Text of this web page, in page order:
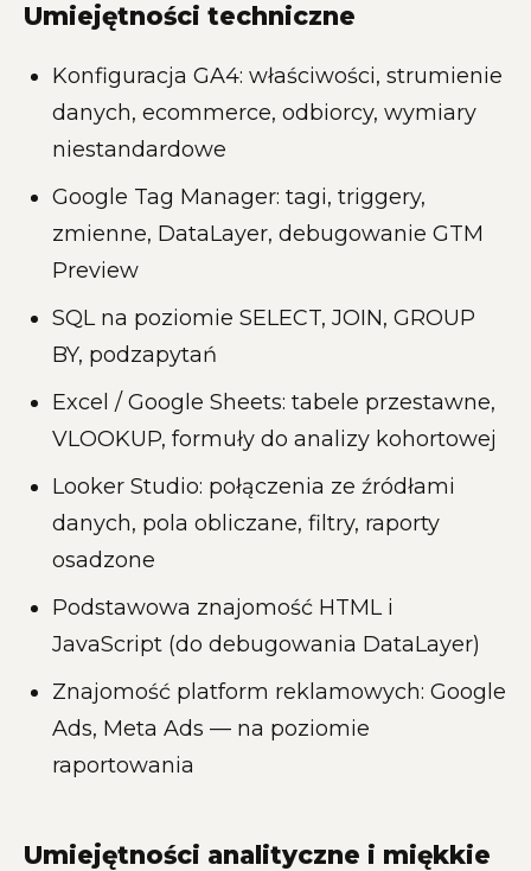
Umiejętności techniczne
Konfiguracja GA4: właściwości, strumienie
danych, ecommerce, odbiorcy, wymiary
niestandardowe
Google Tag Manager: tagi, triggery,
zmienne, DataLayer, debugowanie GTM
Preview
SQL na poziomie SELECT, JOIN, GROUP
BY, podzapytań
Excel / Google Sheets: tabele przestawne,
VLOOKUP, formuły do analizy kohortowej
Looker Studio: połączenia ze źródłami
danych, pola obliczane, filtry, raporty
osadzone
Podstawowa znajomość HTML i
JavaScript (do debugowania DataLayer)
Znajomość platform reklamowych: Google
Ads, Meta Ads — na poziomie
raportowania
Umiejętności analityczne i miękkie